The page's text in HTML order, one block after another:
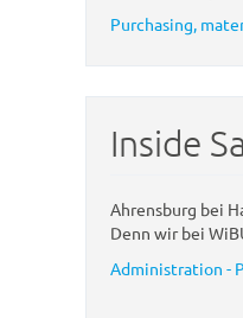
Purchasing,
Inside
Ahrensburg bei
Denn wir bei
Administration -